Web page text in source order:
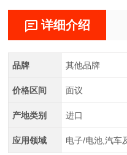
详细介绍
品牌 其他品牌
价格区间 面议
产地类别 进口
应用领域 电子/电池,汽车